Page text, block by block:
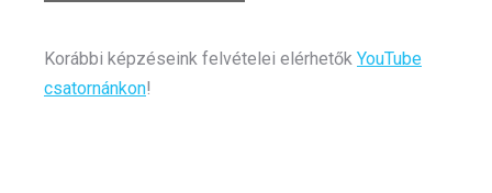
Korábbi képzéseink felvételei elérhetők YouTube
csatornánkon!